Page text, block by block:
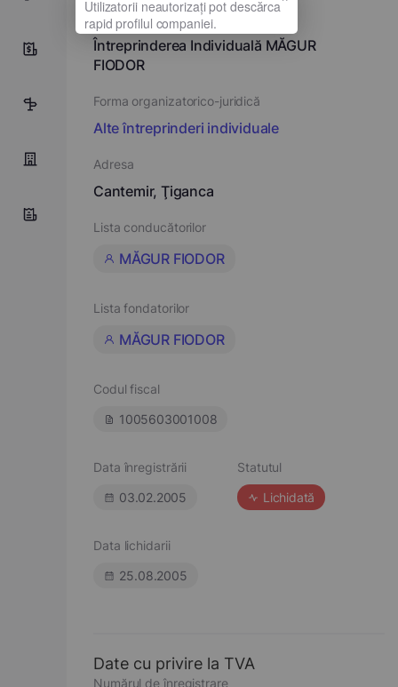
0
5
Denumirea completă
Întreprinderea Individuală MĂGUR
FIODOR
Forma organizatorico-juridică
Alte întreprinderi individuale
Adresa
Cantemir, Ţiganca
Lista conducătorilor
MĂGUR FIODOR
Lista fondatorilor
MĂGUR FIODOR
Codul fiscal
1005603001008
Data înregistrării
03.02.2005
Statutul
Lichidată
Data lichidarii
25.08.2005
Date cu privire la TVA
Numărul de înregistrare